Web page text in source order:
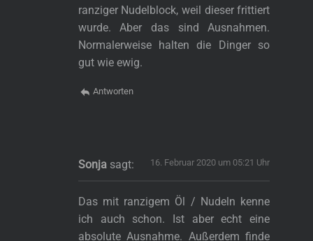
ranziger Nudelblock, weil dieser frittiert
wurde. Aber das sind Ausnahmen.
Normalerweise halten die Dinger so
gut wie ewig.
Antworten
Sonja sagt: 16. Februar 2020 um 05:21 Uhr
Das mit ranzigem Öl / Nudeln kenne
ich auch schon. Ist aber echt eine
absolute Ausnahme. Außerdem finde